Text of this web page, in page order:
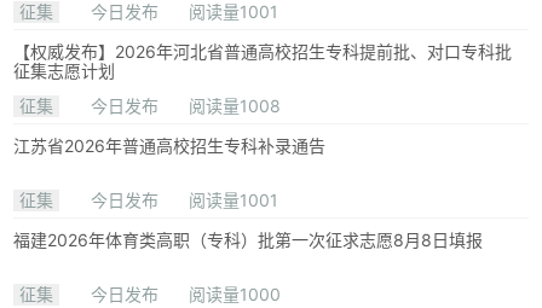
征集 今日发布
阅读量1001
【权威发布】2026年河北省普通高校招生专科提前批、对口专科批
征集志愿计划
征集
今日发布
阅读量1008
江苏省2026年普通高校招生专科补录通告
征集 今日发布
阅读量1001
福建2026年体育类高职（专科）批第一次征求志愿8月8日填报
征集 今日发布
阅读量1000